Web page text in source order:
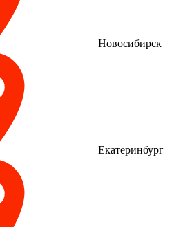
Новосибирск
Екатеринбург